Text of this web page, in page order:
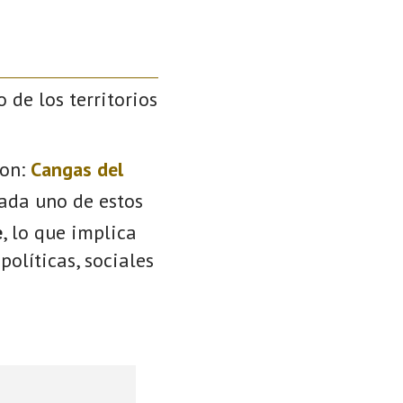
de los territorios
Cangas del
uno de estos
, lo que implica
sociales